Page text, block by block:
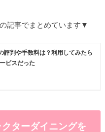
記事でまとめています▼
評判や手数料は？利用してみたら
ビスだった
クターダイニングを